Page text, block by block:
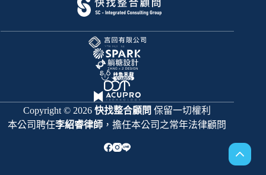
Copyright © 2026快找整合顧問 保留一切權利
本公司聘任李紹睿律師 ，擔任本公司之常年法律顧問